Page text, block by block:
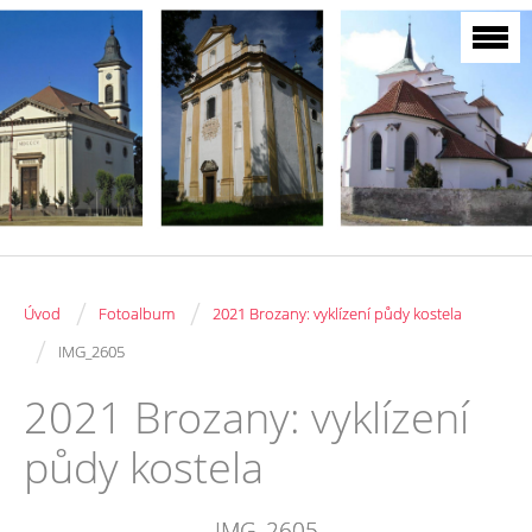
Úvod / Fotoalbum / 2021 Brozany: vyklízení půdy kostela
/ IMG_2605
2021 Brozany: vyklízení
půdy kostela